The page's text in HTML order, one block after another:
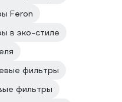
Feron
в эко-стиле
фильтры
фильтры